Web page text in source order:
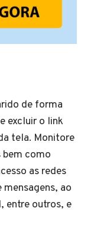
de forma
excluir o link
tela. Monitore
como
as redes
ao
entre outros, e